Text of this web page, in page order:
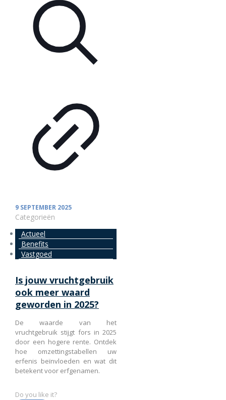
9 SEPTEMBER 2025
Categorieën
Actueel
Benefits
Vastgoed
Is jouw vruchtgebruik
ook meer waard
geworden in 2025?
De waarde van het
vruchtgebruik stijgt fors in 2025
door een hogere rente. Ontdek
hoe omzettingstabellen uw
erfenis beïnvloeden en wat dit
betekent voor erfgenamen.
Do you like it?